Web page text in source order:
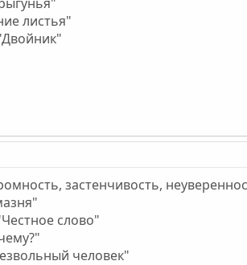
листья"
застенчивость,
слово"
человек"